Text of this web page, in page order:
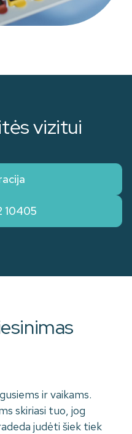
vizitui
10405
ir vaikams.
skiriasi tuo, jog
judėti šiek tiek